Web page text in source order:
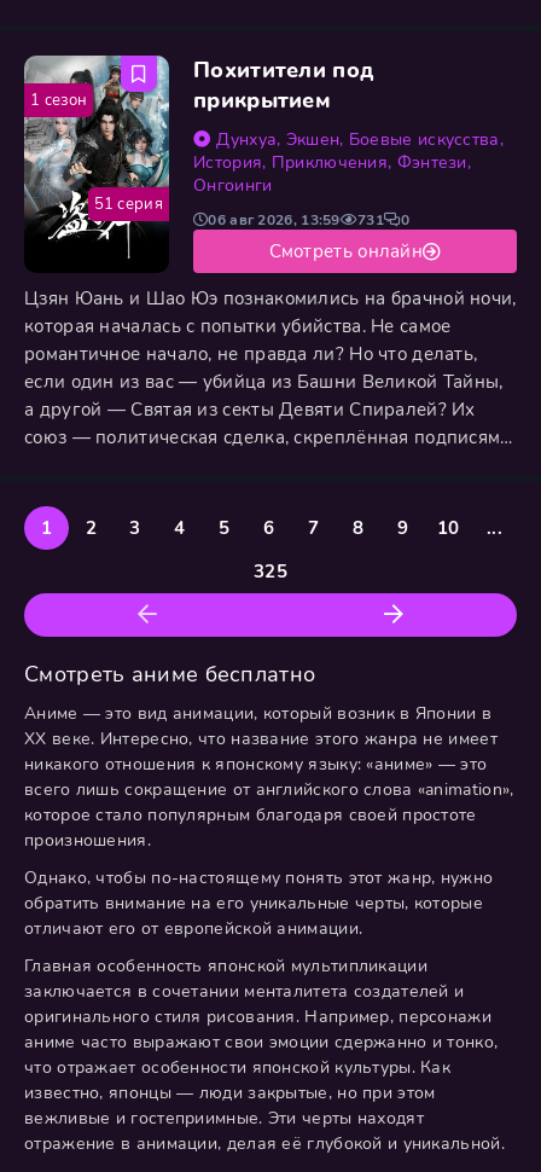
названия. Проводишь пальцем по экрану — и
реальность начинает плыть. Сначала мелочи:
лампочка загорается
Похитители под
прикрытием
Дунхуа, Экшен, Боевые искусства,
История, Приключения, Фэнтези,
Онгоинги
Цзян Юань и Шао Юэ познакомились на брачной ночи,
которая началась с попытки убийства. Не самое
романтичное начало, не правда ли? Но что делать,
если один из вас — убийца из Башни Великой Тайны,
а другой — Святая из секты Девяти Спиралей? Их
союз — политическая сделка, скреплённая подписями
смогут причинить друг другу вреда. Их бессмертные
тела стали проклятием или даром? Теперь каждый
06 авг 2026, 13:59 731 0
Смотреть онлайн
51 серия
1 сезон
1 2 3 4 5 6 7 8 9 10
...
325
Смотреть аниме бесплатно
Аниме — это вид анимации, который возник в Японии в
XX веке. Интересно, что название этого жанра не имеет
никакого отношения к японскому языку: «аниме» — это
всего лишь сокращение от английского слова «animation»,
которое стало популярным благодаря своей простоте
произношения.
Однако, чтобы по-настоящему понять этот жанр, нужно
обратить внимание на его уникальные черты, которые
отличают его от европейской анимации.
Главная особенность японской мультипликации
заключается в сочетании менталитета создателей и
оригинального стиля рисования. Например, персонажи
аниме часто выражают свои эмоции сдержанно и тонко,
что отражает особенности японской культуры. Как
известно, японцы — люди закрытые, но при этом
вежливые и гостеприимные. Эти черты находят
отражение в анимации, делая её глубокой и уникальной.